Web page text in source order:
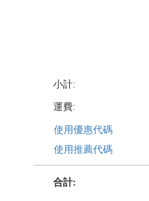
小計:
運費:
使用優惠代碼
使用推薦代碼
合計: